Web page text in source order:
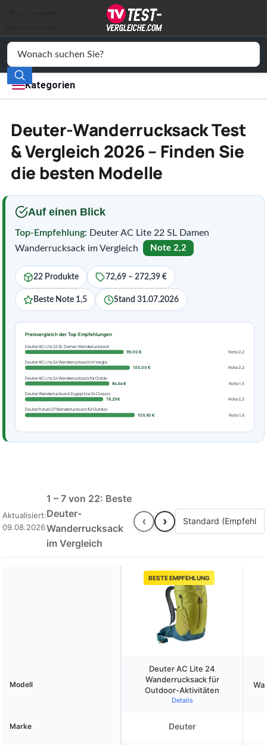
Kategorien
Elektronik
Freizeit
Wohnen
Service
Deuter-Wanderrucksack Test
& Vergleich 2026 – Finden Sie
die besten Modelle
Auf einen Blick
Top-Empfehlung: Deuter AC Lite 22 SL Damen
Wanderrucksack im Vergleich
Note 2,2
22 Produkte 72,69 – 272,39 €
Beste Note 1,5 Stand 31.07.2026
Preisvergleich der Top-Empfehlungen
Deuter AC Lite 22 SL Damen Wanderrucksack
99,00 €
Note 2,2
Deuter AC Lite 24 Wanderrucksack im Vergle
105,00 €
Note 2,2
Deuter AC Lite 24 Wanderrucksack für Outdo
84,64 €
Note 1,5
Deuter Wanderrucksack Zugspitze 24 Classic
78,29 €
Note 2,2
Deuter Futura 27 Wanderrucksack für Outdoo
109,90 €
Note 1,6
Aktualisiert:
09.08.2026
1 – 7 von 22: Beste
Deuter-
Wanderrucksack
im Vergleich
‹ ›
BESTE EMPFEHLUNG
Modell
Deuter AC Lite 24
Wanderrucksack für
Outdoor-Aktivitäten
Details
Marke Deuter